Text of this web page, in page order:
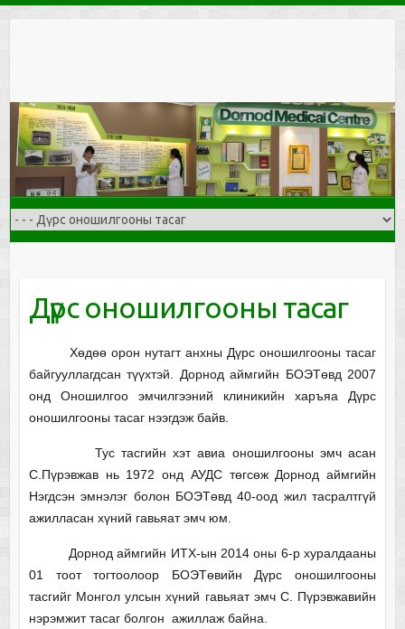
Дүрс оношилгооны тасаг
Хөдөө орон нутагт анхны Дүрс оношилгооны тасаг
байгууллагдсан түүхтэй. Дорнод аймгийн БОЭТөвд 2007
онд Оношилгоо эмчилгээний клиникийн харъяа Дүрс
оношилгооны тасаг нээгдэж байв.
Тус тасгийн хэт авиа оношилгооны эмч асан
С.Пүрэвжав нь 1972 онд АУДС төгсөж Дорнод аймгийн
Нэгдсэн эмнэлэг болон БОЭТөвд 40-оод жил тасралтгүй
ажилласан хүний гавьяат эмч юм.
Дорнод аймгийн ИТХ-ын 2014 оны 6-р хуралдааны
01 тоот тогтоолоор БОЭТөвийн Дүрс оношилгооны
тасгийг Монгол улсын хүний гавьяат эмч С. Пүрэвжавийн
нэрэмжит тасаг болгон ажиллаж байна.